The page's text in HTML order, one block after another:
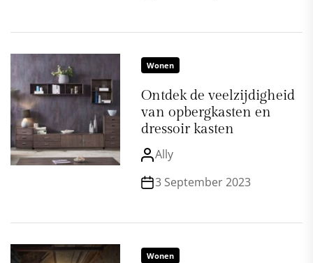
Wonen
Ontdek de veelzijdigheid
van opbergkasten en
dressoir kasten
Ally
3 September 2023
Wonen